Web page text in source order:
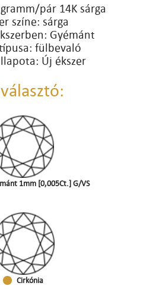
pár 14K sárga
színe: sárga
Gyémánt
fülbevaló
Új ékszer
1mm [0,005Ct.] G/VS
Cirkónia